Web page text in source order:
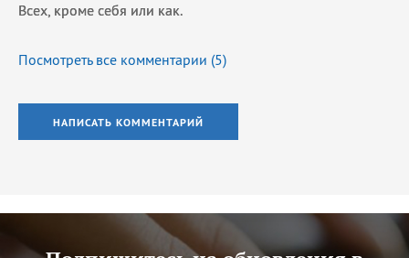
Всех, кроме себя или как.
Посмотреть все комментарии (5)
НАПИСАТЬ КОММЕНТАРИЙ